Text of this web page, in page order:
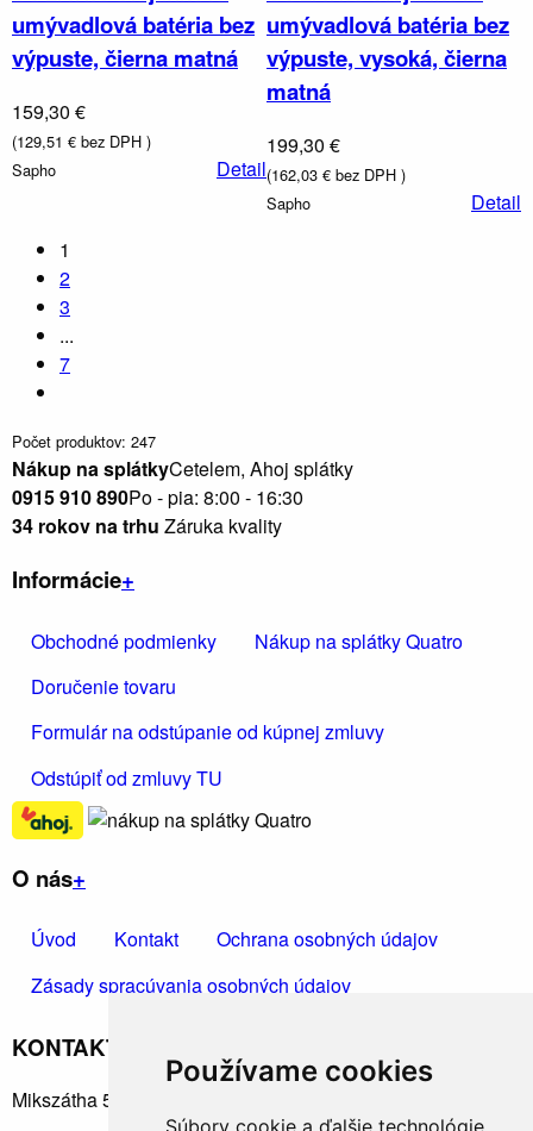
Používame cookies
Súbory cookie a ďalšie technológie
umývadlová batéria bez
výpuste, čierna matná
159,30 €
(129,51 € bez DPH )
Sapho
Detail
umývadlová batéria bez
výpuste, vysoká, čierna
matná
199,30 €
(162,03 € bez DPH )
Sapho
Detail
1
2
3
...
7
Počet produktov: 247
Nákup na splátkyCetelem, Ahoj splátky
0915 910 890Po - pia: 8:00 - 16:30
34 rokov na trhu Záruka kvality
Informácie+
Obchodné podmienky
Nákup na splátky Quatro
Doručenie tovaru
Formulár na odstúpanie od kúpnej zmluvy
Odstúpiť od zmluvy TU
O nás+
Úvod Kontakt
Ochrana osobných údajov
Zásady spracúvania osobných údajov
KONTAKTUJTE NÁS
Mikszátha 5, Rimavská Sobota 97901